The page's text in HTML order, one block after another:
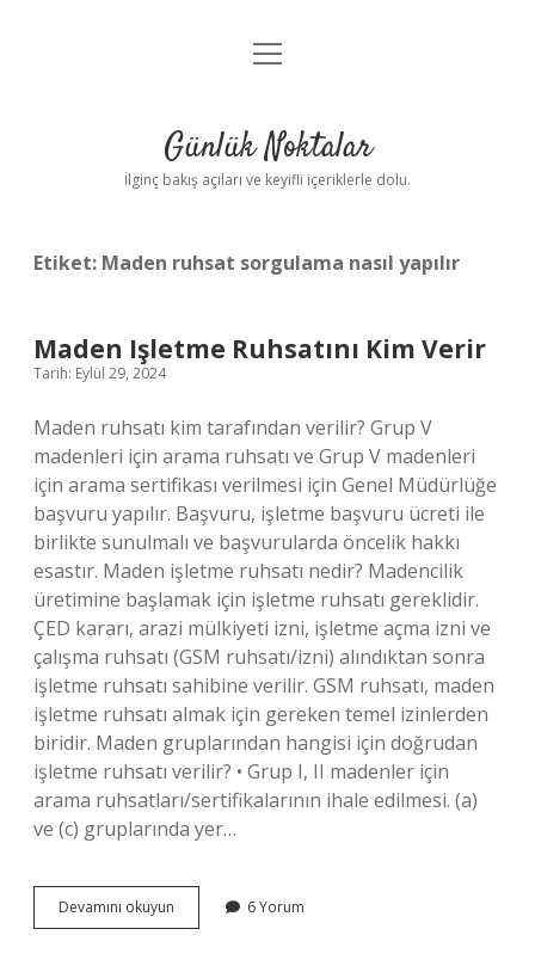
Anasayfa
Yasal Uyarı
menüyü
Günlük Noktalar
İlginç bakış açıları ve keyifli içeriklerle dolu.
Etiket: Maden ruhsat sorgulama nasıl yapılır
Maden Işletme Ruhsatını Kim Verir
Tarih: Eylül 29, 2024
Maden ruhsatı kim tarafından verilir? Grup V
madenleri için arama ruhsatı ve Grup V madenleri
için arama sertifikası verilmesi için Genel Müdürlüğe
başvuru yapılır. Başvuru, işletme başvuru ücreti ile
birlikte sunulmalı ve başvurularda öncelik hakkı
esastır. Maden işletme ruhsatı nedir? Madencilik
üretimine başlamak için işletme ruhsatı gereklidir.
ÇED kararı, arazi mülkiyeti izni, işletme açma izni ve
çalışma ruhsatı (GSM ruhsatı/izni) alındıktan sonra
işletme ruhsatı sahibine verilir. GSM ruhsatı, maden
işletme ruhsatı almak için gereken temel izinlerden
biridir. Maden gruplarından hangisi için doğrudan
işletme ruhsatı verilir? • Grup I, II madenler için
arama ruhsatları/sertifikalarının ihale edilmesi. (a)
ve (c) gruplarında yer…
Devamını okuyun
Işletme
6 Yorum